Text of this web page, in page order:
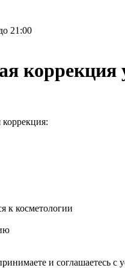
21:00
к косметологии
и соглашаетесь с